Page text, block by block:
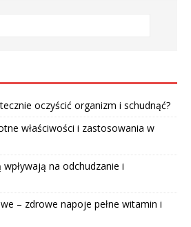
oczyścić organizm i schudnąć?
właściwości i zastosowania w
na odchudzanie i
– zdrowe napoje pełne witamin i